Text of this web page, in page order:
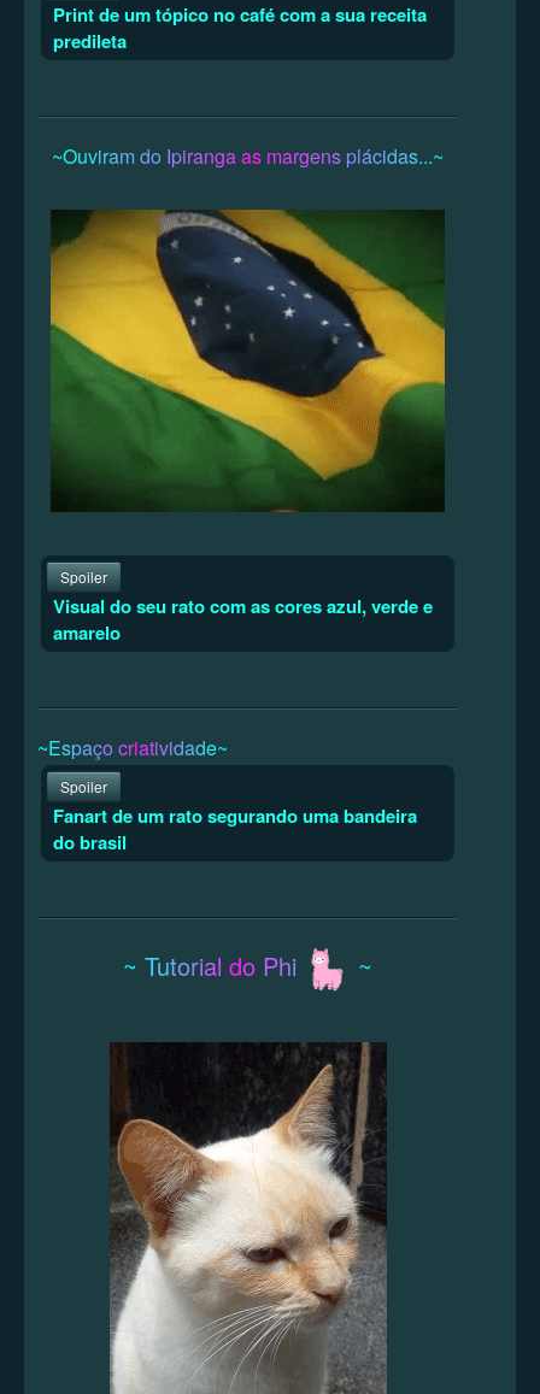
Print de um tópico no café com a sua receita
predileta
~Ouviramdo Ipirangaas margens plácidas...~
Spoiler
Visual do seu rato com as cores azul, verde e
amarelo
~Espaço criatividade~
Spoiler
Fanart de um rato segurando uma bandeira
do brasil
~ Tutorial do Phi ~